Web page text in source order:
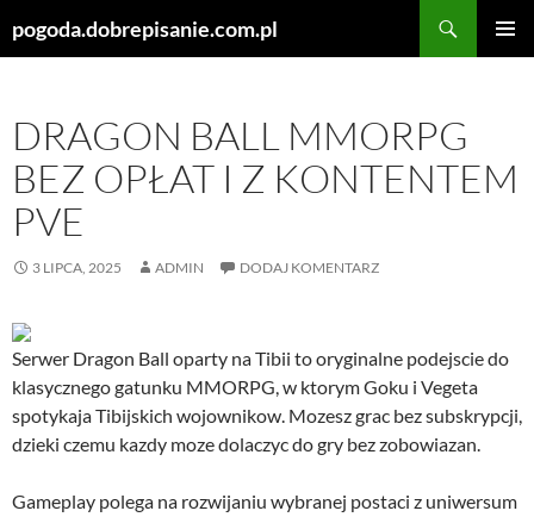
pogoda.dobrepisanie.com.pl
DRAGON BALL MMORPG
BEZ OPŁAT I Z KONTENTEM
PVE
3 LIPCA, 2025 ADMIN DODAJ KOMENTARZ
Serwer Dragon Ball oparty na Tibii to oryginalne podejscie do
klasycznego gatunku MMORPG, w ktorym Goku i Vegeta
spotykaja Tibijskich wojownikow. Mozesz grac bez subskrypcji,
dzieki czemu kazdy moze dolaczyc do gry bez zobowiazan.
Gameplay polega na rozwijaniu wybranej postaci z uniwersum